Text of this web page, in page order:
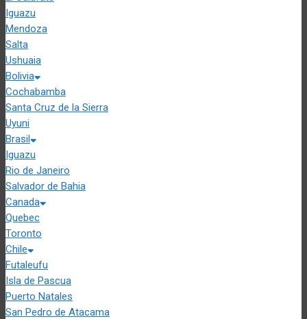
Iguazu
Mendoza
Salta
Ushuaia
Bolivia
Cochabamba
Santa Cruz de la Sierra
Uyuni
Brasil
Iguazu
Rio de Janeiro
Salvador de Bahia
Canada
Quebec
Toronto
Chile
Futaleufu
Isla de Pascua
Puerto Natales
San Pedro de Atacama